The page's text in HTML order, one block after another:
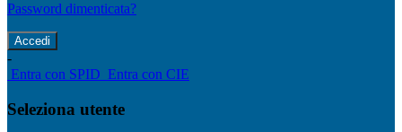
Password dimenticata?
-
Entra con SPID Entra con CIE
Seleziona utente